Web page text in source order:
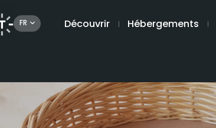
FR Découvrir Hébergements